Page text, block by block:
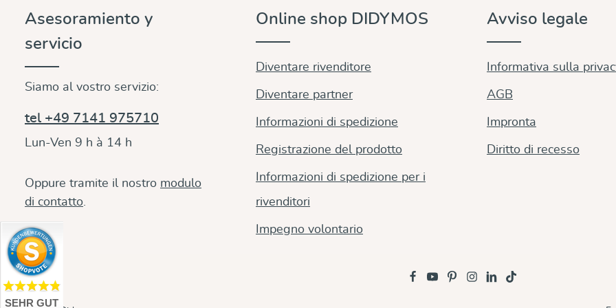
Asesoramiento y
servicio
Siamo al vostro servizio:
tel +49 7141 975710
Lun-Ven 9 h à 14 h
Oppure tramite il nostro modulo
di contatto.
Online shop DIDYMOS
Diventare rivenditore
Diventare partner
Informazioni di spedizione
Registrazione del prodotto
Informazioni di spedizione per i
rivenditori
Impegno volontario
Avviso legale
Informativa sulla
AGB
Impronta
Diritto di recesso
SEHR GUT